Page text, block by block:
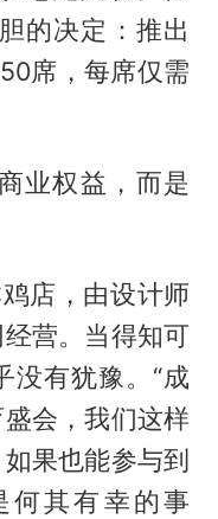
的决定：推出
席，每席仅需
业权益，而是
店，由设计师
营。当得知可
没有犹豫。“成
会，我们这样
果也能参与到
何其有幸的事